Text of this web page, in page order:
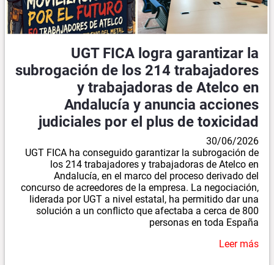
UGT FICA logra garantizar la
subrogación de los 214 trabajadores
y trabajadoras de Atelco en
Andalucía y anuncia acciones
judiciales por el plus de toxicidad
30/06/2026
UGT FICA ha conseguido garantizar la subrogación de
los 214 trabajadores y trabajadoras de Atelco en
Andalucía, en el marco del proceso derivado del
concurso de acreedores de la empresa. La negociación,
liderada por UGT a nivel estatal, ha permitido dar una
solución a un conflicto que afectaba a cerca de 800
personas en toda España
Leer más